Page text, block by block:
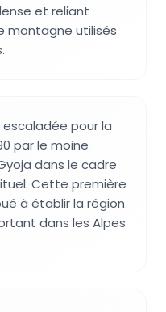
et reliant
montagne utilisés
pour la
par le moine
dans le cadre
Cette première
à établir la région
dans les Alpes